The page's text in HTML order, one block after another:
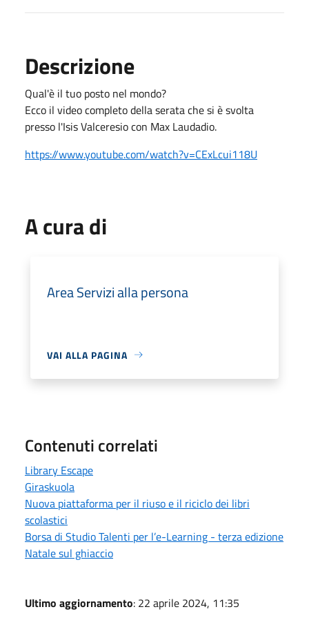
Descrizione
Qual'è il tuo posto nel mondo?
Ecco il video completo della serata che si è svolta
presso l'Isis Valceresio con Max Laudadio.
https://www.youtube.com/watch?v=CExLcui118U
A cura di
Area Servizi alla persona
VAI ALLA PAGINA
Contenuti correlati
Library Escape
Giraskuola
Nuova piattaforma per il riuso e il riciclo dei libri
scolastici
Borsa di Studio Talenti per l’e-Learning - terza edizione
Natale sul ghiaccio
Ultimo aggiornamento: 22 aprile 2024, 11:35